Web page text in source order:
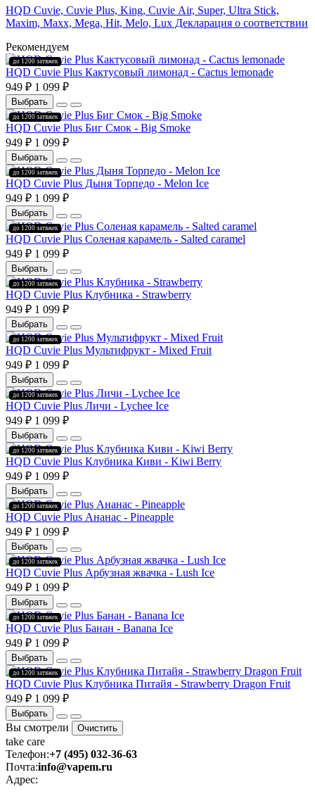
HQD Cuvie, Cuvie Plus, King, Cuvie Аir, Super, Ultra Stick,
Maxim, Махх, Mega, Hit, Меlо, Lux Декларация о соответствии
Рекомендуем
до 1200 затяжек
HQD Cuvie Plus Кактусовый лимонад - Cactus lemonade
949 ₽ 1 099 ₽
Выбрать
до 1200 затяжек
HQD Cuvie Plus Биг Смок - Big Smoke
949 ₽ 1 099 ₽
Выбрать
до 1200 затяжек
HQD Cuvie Plus Дыня Торпедо - Melon Ice
949 ₽ 1 099 ₽
Выбрать
до 1200 затяжек
HQD Cuvie Plus Соленая карамель - Salted caramel
949 ₽ 1 099 ₽
Выбрать
до 1200 затяжек
HQD Cuvie Plus Клубника - Strawberry
949 ₽ 1 099 ₽
Выбрать
до 1200 затяжек
HQD Cuvie Plus Мультифрукт - Mixed Fruit
949 ₽ 1 099 ₽
Выбрать
до 1200 затяжек
HQD Cuvie Plus Личи - Lychee Ice
949 ₽ 1 099 ₽
Выбрать
до 1200 затяжек
HQD Cuvie Plus Клубника Киви - Kiwi Berry
949 ₽ 1 099 ₽
Выбрать
до 1200 затяжек
HQD Cuvie Plus Ананас - Pineapple
949 ₽ 1 099 ₽
Выбрать
до 1200 затяжек
HQD Cuvie Plus Арбузная жвачка - Lush Ice
949 ₽ 1 099 ₽
Выбрать
до 1200 затяжек
HQD Cuvie Plus Банан - Banana Ice
949 ₽ 1 099 ₽
Выбрать
до 1200 затяжек
HQD Cuvie Plus Клубника Питайя - Strawberry Dragon Fruit
949 ₽ 1 099 ₽
Выбрать
Вы смотрели Очистить
take care
Телефон:+7 (495) 032-36-63
Почта:info@vapem.ru
Адрес: